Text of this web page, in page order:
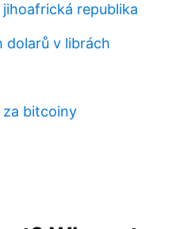
republika
dolarů v librách
za bitcoiny